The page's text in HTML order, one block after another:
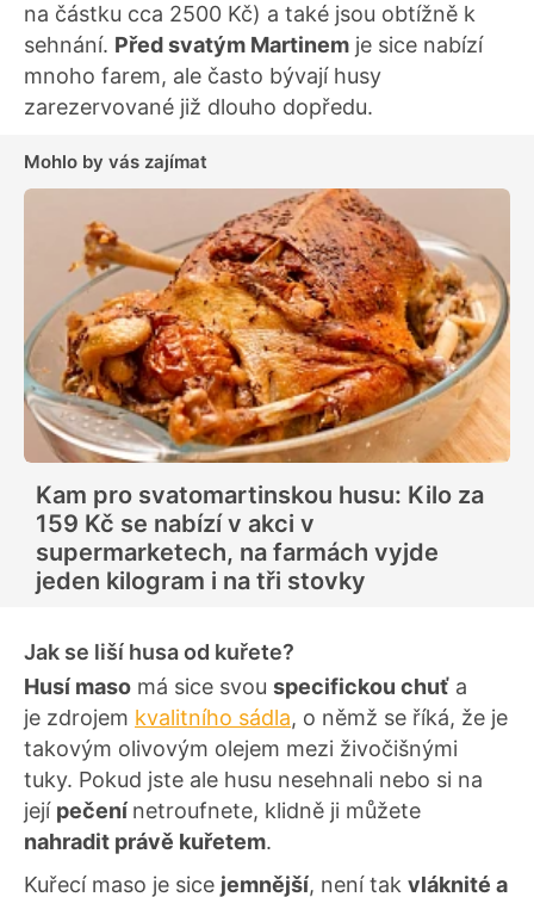
na částku cca 2500 Kč) a také jsou obtížně k
sehnání. Před svatým Martinem je sice nabízí
mnoho farem, ale často bývají husy
zarezervované již dlouho dopředu.
Mohlo by vás zajímat
Kam pro svatomartinskou husu: Kilo za
159 Kč se nabízí v akci v
supermarketech, na farmách vyjde
jeden kilogram i na tři stovky
Jak se liší husa od kuřete?
Husí maso má sice svou specifickou chuť a
je zdrojem kvalitního sádla, o němž se říká, že je
takovým olivovým olejem mezi živočišnými
tuky. Pokud jste ale husu nesehnali nebo si na
její pečení netroufnete, klidně ji můžete
nahradit právě kuřetem.
Kuřecí maso je sice jemnější, není tak vláknité a